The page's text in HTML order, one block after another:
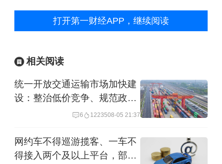
客、故意绕道；车辆外观、内饰脏乱，
包括计入个人及所属企业服务质量信誉
考核扣分；由所属企业组织其参加不少
向相关部门报备等。
打开第一财经APP，继续阅读
相关阅读
统一开放交通运输市场加快建
设：整治低价竞争、规范政府
6 1223508-05 21:37
网约车不得巡游揽客、一车不
得接入两个及以上平台，部分